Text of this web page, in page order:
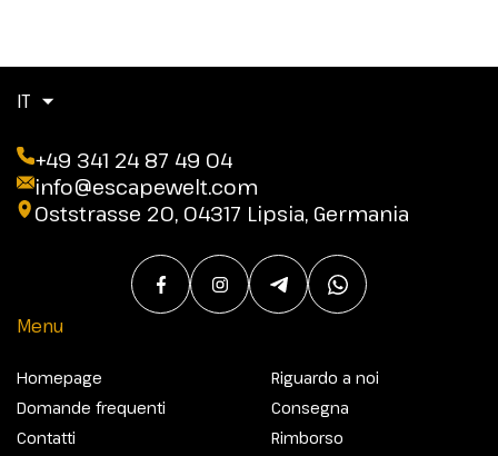
IT
+49 341 24 87 49 04
info@escapewelt.com
Oststrasse 20, 04317 Lipsia, Germania
Menu
Homepage
Domande frequenti
Contatti
Riguardo a noi
Consegna
Rimborso